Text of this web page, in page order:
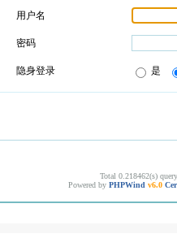
用户名
密码
隐身登录 是
Total 0.218462(s)
Powered by PHPWind v6.0